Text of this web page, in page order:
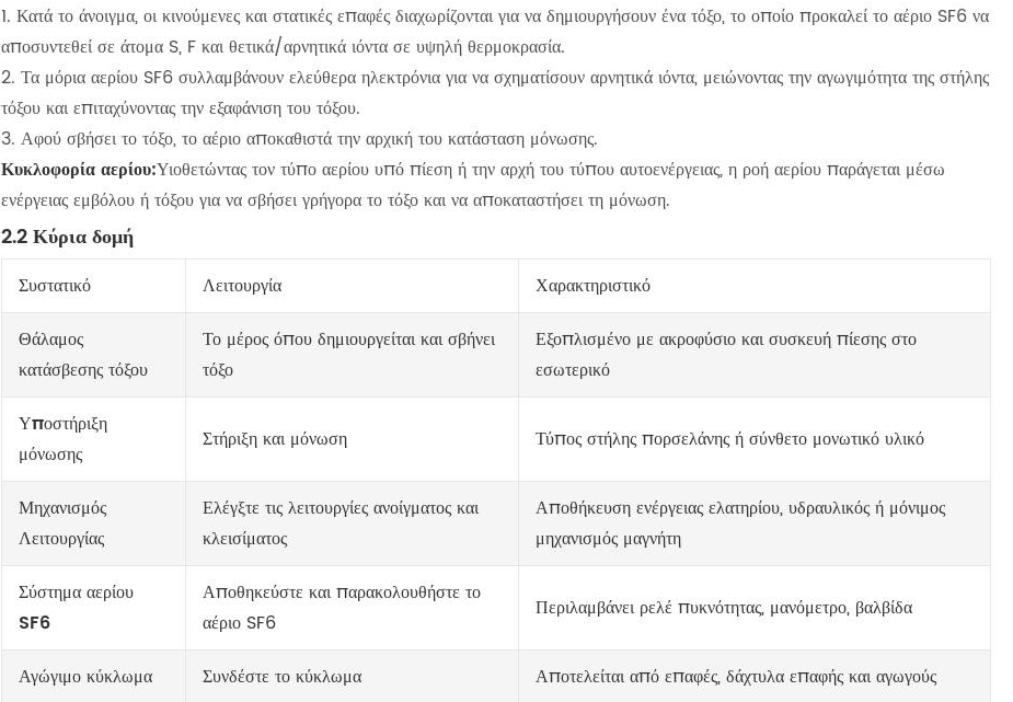
1. Κατά το άνοιγμα, οι κινούμενες και στατικές επαφές διαχωρίζονται για να δημιουργήσουν ένα τόξο, το οποίο προκαλεί το αέριο SF6 να
αποσυντεθεί σε άτομα S, F και θετικά/αρνητικά ιόντα σε υψηλή θερμοκρασία.
2. Τα μόρια αερίου SF6 συλλαμβάνουν ελεύθερα ηλεκτρόνια για να σχηματίσουν αρνητικά ιόντα, μειώνοντας την αγωγιμότητα της στήλης
τόξου και επιταχύνοντας την εξαφάνιση του τόξου.
3. Αφού σβήσει το τόξο, το αέριο αποκαθιστά την αρχική του κατάσταση μόνωσης.
Κυκλοφορία αερίου:Υιοθετώντας τον τύπο αερίου υπό πίεση ή την αρχή του τύπου αυτοενέργειας, η ροή αερίου παράγεται μέσω
ενέργειας εμβόλου ή τόξου για να σβήσει γρήγορα το τόξο και να αποκαταστήσει τη μόνωση.
2.2 Κύρια δομή
Συστατικό Λειτουργία
Χαρακτηριστικό
Θάλαμος
κατάσβεσης τόξου
Το μέρος όπου δημιουργείται και σβήνει
τόξο
Εξοπλισμένο με ακροφύσιο και συσκευή πίεσης στο
εσωτερικό
Υποστήριξη
μόνωσης
Στήριξη και μόνωση Τύπος στήλης πορσελάνης ή σύνθετο μονωτικό υλικό
Μηχανισμός
Λειτουργίας
Ελέγξτε τις λειτουργίες ανοίγματος και
κλεισίματος
Αποθήκευση ενέργειας ελατηρίου, υδραυλικός ή μόνιμος
μηχανισμός μαγνήτη
Σύστημα αερίου
SF6
Αποθηκεύστε και παρακολουθήστε το
αέριο SF6
Περιλαμβάνει ρελέ πυκνότητας, μανόμετρο, βαλβίδα
Αγώγιμο κύκλωμα Συνδέστε το κύκλωμα Αποτελείται από επαφές, δάχτυλα επαφής και αγωγούς